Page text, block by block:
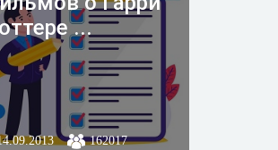
...
162017